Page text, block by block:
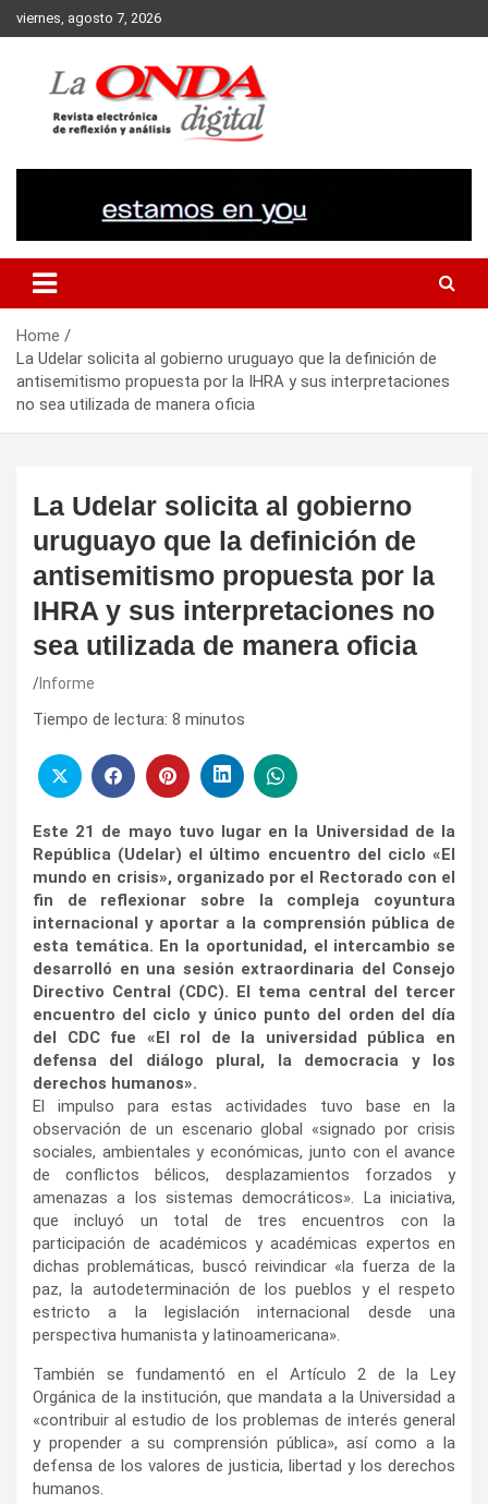
Skip
to
viernes, agosto 7, 2026
Home
La Udelar solicita al gobierno uruguayo que la definición de
antisemitismo propuesta por la IHRA y sus interpretaciones
no sea utilizada de manera oficia
La Udelar solicita al gobierno
uruguayo que la definición de
antisemitismo propuesta por la
IHRA y sus interpretaciones no
sea utilizada de manera oficia
Informe
Tiempo de lectura: 8 minutos
Este 21 de mayo tuvo lugar en la Universidad de la
República (Udelar) el último encuentro del ciclo «El
mundo en crisis», organizado por el Rectorado con el
fin de reflexionar sobre la compleja coyuntura
internacional y aportar a la comprensión pública de
esta temática. En la oportunidad, el intercambio se
desarrolló en una sesión extraordinaria del Consejo
Directivo Central (CDC). El tema central del tercer
encuentro del ciclo y único punto del orden del día
del CDC fue «El rol de la universidad pública en
defensa del diálogo plural, la democracia y los
derechos humanos».
El impulso para estas actividades tuvo base en la
observación de un escenario global «signado por crisis
sociales, ambientales y económicas, junto con el avance
de conflictos bélicos, desplazamientos forzados y
amenazas a los sistemas democráticos». La iniciativa,
que incluyó un total de tres encuentros con la
participación de académicos y académicas expertos en
dichas problemáticas, buscó reivindicar «la fuerza de la
paz, la autodeterminación de los pueblos y el respeto
estricto a la legislación internacional desde una
perspectiva humanista y latinoamericana».
También se fundamentó en el Artículo 2 de la Ley
Orgánica de la institución, que mandata a la Universidad a
«contribuir al estudio de los problemas de interés general
y propender a su comprensión pública», así como a la
defensa de los valores de justicia, libertad y los derechos
humanos.